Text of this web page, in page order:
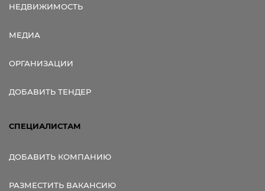
НЕДВИЖИМОСТЬ
МЕДИА
ОРГАНИЗАЦИИ
ДОБАВИТЬ ТЕНДЕР
СПЕЦИАЛИСТАМ
ДОБАВИТЬ КОМПАНИЮ
РАЗМЕСТИТЬ ВАКАНСИЮ